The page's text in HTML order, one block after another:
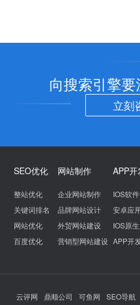
向搜索引擎
立刻
SEO优化
整站优化
关键词排名
网站优化
百度优化
网站制作
企业网站制作
品牌网站设计
外贸网站建设
营销型网站建设
APP开
IOS软
安卓应
IOS原
APP开
云评网 鼎顺公司 可鱼网 SEO导航